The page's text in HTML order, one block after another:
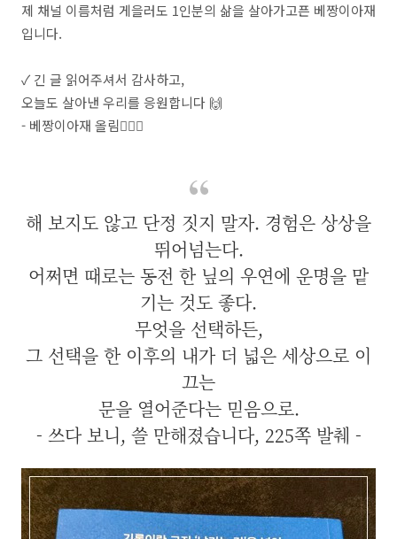
제 채널 이름처럼 게을러도 1인분의 삶을 살아가고픈 베짱이아재
입니다.
✓ 긴 글 읽어주셔서 감사하고,
오늘도 살아낸 우리를 응원합니다 🙌
- 베짱이아재 올림🙇🏻‍♂️
해 보지도 않고 단정 짓지 말자. 경험은 상상을
뛰어넘는다.
어쩌면 때로는 동전 한 닢의 우연에 운명을 맡
기는 것도 좋다.
무엇을 선택하든,
그 선택을 한 이후의 내가 더 넓은 세상으로 이
끄는
문을 열어준다는 믿음으로.
- 쓰다 보니, 쓸 만해졌습니다, 225쪽 발췌 -